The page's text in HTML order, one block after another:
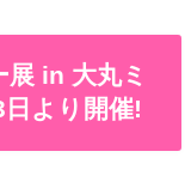
in 大丸ミ
より開催!